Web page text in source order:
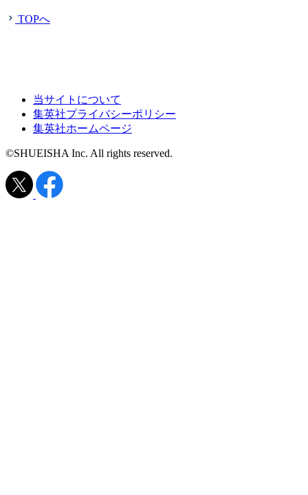
TOPへ
当サイトについて
集英社プライバシーポリシー
集英社ホームページ
©SHUEISHA Inc. All rights reserved.